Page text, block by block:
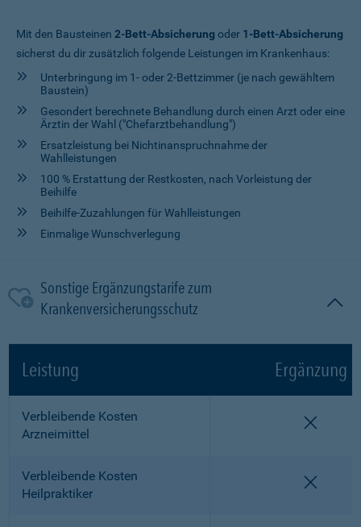
Mit den Bausteinen 2-Bett-Absicherung oder 1-Bett-Absicherung
sicherst du dir zusätzlich folgende Leistungen im Krankenhaus:
Unterbringung im 1- oder 2-Bettzimmer (je nach gewähltem
Baustein)
Gesondert berechnete Behandlung durch einen Arzt oder eine
Ärztin der Wahl ("Chefarztbehandlung")
Ersatzleistung bei Nichtinanspruchnahme der
Wahlleistungen
100 % Erstattung der Restkosten, nach Vorleistung der
Beihilfe
Beihilfe-Zuzahlungen für Wahlleistungen
Einmalige Wunschverlegung
Sonstige Ergänzungstarife zum
Krankenversicherungsschutz
Leistung Ergänzung
Verbleibende Kosten
Arzneimittel
Verbleibende Kosten
Heilpraktiker